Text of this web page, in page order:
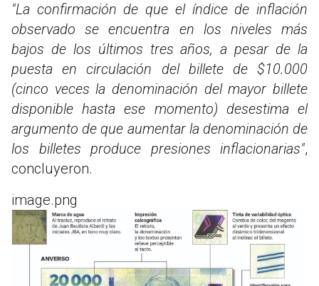
"La confirmación de que el índice de inflación
observado se encuentra en los niveles más
bajos de los últimos tres años, a pesar de la
puesta en circulación del billete de $10.000
(cinco veces la denominación del mayor billete
disponible hasta ese momento) desestima el
argumento de que aumentar la denominación de
los billetes produce presiones inflacionarias",
concluyeron.
image.png